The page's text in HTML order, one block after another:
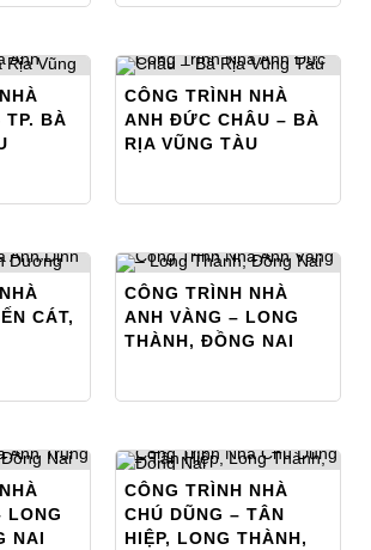
TP. BÀ
CÔNG TRÌNH NHÀ
ANH ĐỨC CHÂU – BÀ
RỊA VŨNG TÀU
CÁT,
CÔNG TRÌNH NHÀ
ANH VÀNG – LONG
THÀNH, ĐỒNG NAI
LONG
NAI
CÔNG TRÌNH NHÀ
CHÚ DŨNG – TÂN
HIỆP, LONG THÀNH,